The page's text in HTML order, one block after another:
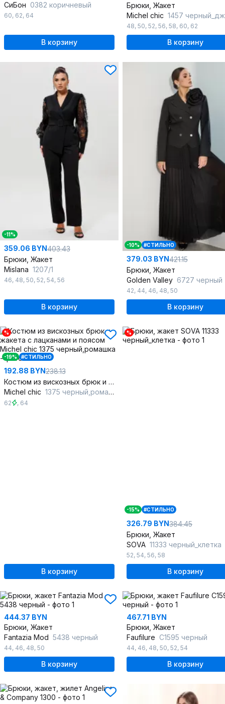
СиБон 0382 коричневый
60, 62, 64
В корзину
Брюки, Жакет
Michel chic 1457
48, 50, 52, 56, 58, 60, 62
В корзину
-11%
359.06 BYN403.43
Брюки, Жакет
Mislana 1207/1
46, 48, 50, 52, 54, 56
В корзину
-10% #СТИЛЬНО
379.03 BYN421.15
Брюки, Жакет
Golden Valley 6727 черный
42, 44, 46, 48, 50
В корзину
%
-19% #СТИЛЬНО
192.88 BYN238.13
Костюм из вискозных брюк и жакета с лацканами и поясом
Michel chic 1375 черный,ромашка
62 , 64
В корзину
%
-15% #СТИЛЬНО
326.79 BYN384.45
Брюки, Жакет
SOVA 11333 черный_клетка
52, 54, 56, 58
В корзину
444.37 BYN
Брюки, Жакет
Fantazia Mod 5438 черный
44, 46, 48, 50
В корзину
467.71 BYN
Брюки, Жакет
Faufilure C1595 черный
44, 46, 48, 50, 52, 54
В корзину